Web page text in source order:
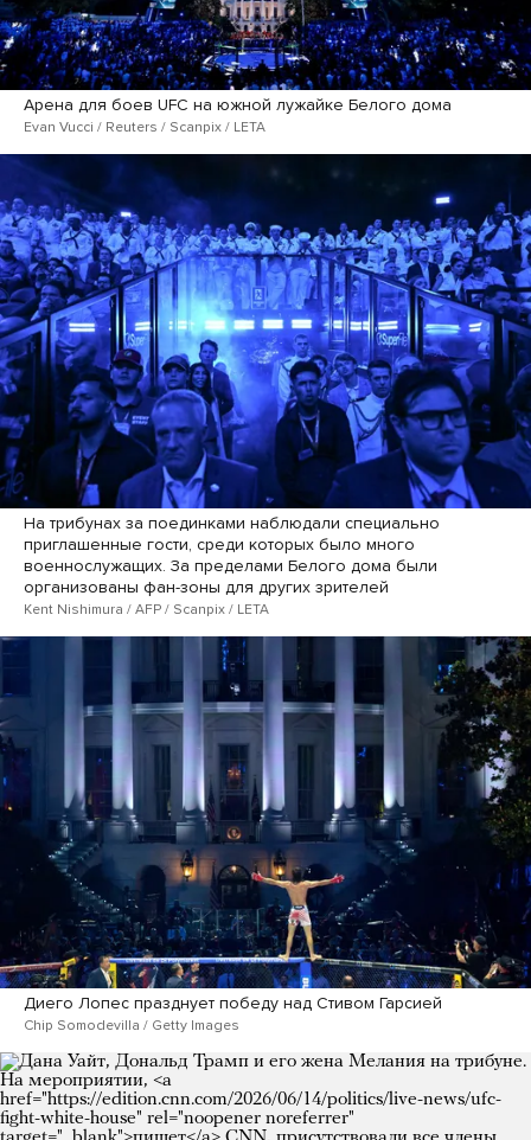
Арена для боев UFC на южной лужайке Белого дома
Evan Vucci / Reuters / Scanpix / LETA
На трибунах за поединками наблюдали специально
приглашенные гости, среди которых было много
военнослужащих. За пределами Белого дома были
организованы фан-зоны для других зрителей
Kent Nishimura / AFP / Scanpix / LETA
Диего Лопес празднует победу над Стивом Гарсией
Chip Somodevilla / Getty Images